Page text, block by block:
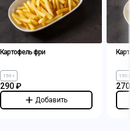
Картофель фри
150 г
290 ₽
Добавить
150 г